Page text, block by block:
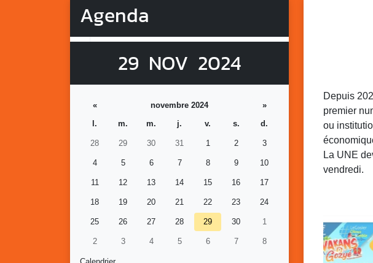
Agenda
29 NOV 2024
« novembre 2024
»
l.
m. m. j. v. s. d.
28 29 30 31 1 2 3
4 5 6 7 8 9 10
11 12 13 14 15 16 17
18 19 20 21 22 23 24
25 26 27 28 29 30 1
2 3 4 5 6 7 8
Depuis
premier
ou
La UNE
vendredi.